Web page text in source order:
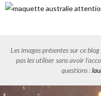
Les images présentes sur ce
pas les utiliser sans avoir
questions :